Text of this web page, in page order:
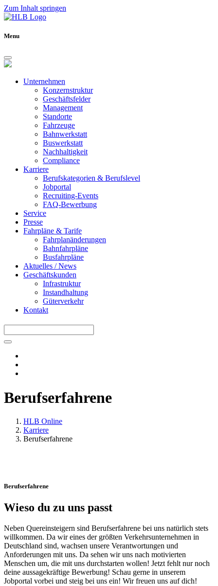
Zum Inhalt springen
Menu
Unternehmen
Konzernstruktur
Geschäftsfelder
Management
Standorte
Fahrzeuge
Bahnwerkstatt
Buswerkstatt
Nachhaltigkeit
Compliance
Karriere
Berufskategorien & Berufslevel
Jobportal
Recruiting-Events
FAQ-Bewerbung
Service
Presse
Fahrpläne & Tarife
Fahrplanänderungen
Bahnfahrpläne
Busfahrpläne
Aktuelles / News
Geschäftskunden
Infrastruktur
Instandhaltung
Güterverkehr
Kontakt
Berufserfahrene
HLB Online
Karriere
Berufserfahrene
Berufserfahrene
Wieso du zu uns passt
Neben Quereinsteigern sind Berufserfahrene bei uns natürlich stets
willkommen. Da wir eines der größten Verkehrsunternehmen in
Deutschland sind, wachsen unsere Verantwortungen und
Anforderungen mit uns. Da sehen wir uns nach motivierten
Menschen um, die mit uns durchstarten wollen! Jetzt fehlt nur noch
deine aussagekräftige Bewerbung! Schau gerne in unserem
Jobportal vorbei und steig bei uns ein! Wir freuen uns auf dich!